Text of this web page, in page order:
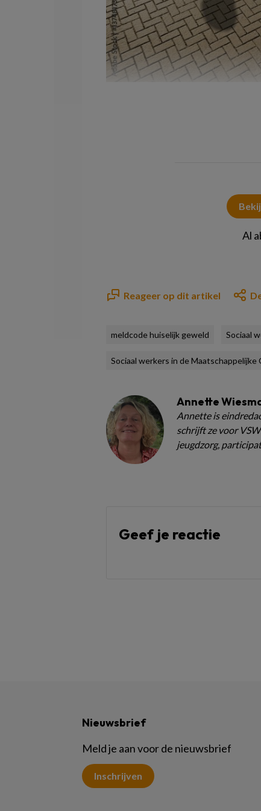
Al
Reageer op dit artikel
meldcode huiselijk geweld Sociaal
Sociaal werkers in de Maatschappelijke
Annette
Annette is
schrijft ze voor
jeugdzorg,
Geef je reactie
Nieuwsbrief
Meld je aan voor de nieuwsbrief
Inschrijven